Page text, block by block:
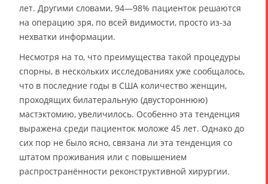
лет. Другими словами, 94—98% пациенток решаются
на операцию зря, по всей видимости, просто из-за
нехватки информации.
Несмотря на то, что преимущества такой процедуры
спорны, в нескольких исследованиях уже сообщалось,
что в последние годы в США количество женщин,
проходящих билатеральную (двустороннюю)
мастэктомию, увеличилось. Особенно эта тенденция
выражена среди пациенток моложе 45 лет. Однако до
сих пор не было ясно, связана ли эта тенденция со
штатом проживания или с повышением
распространённости реконструктивной хирургии.